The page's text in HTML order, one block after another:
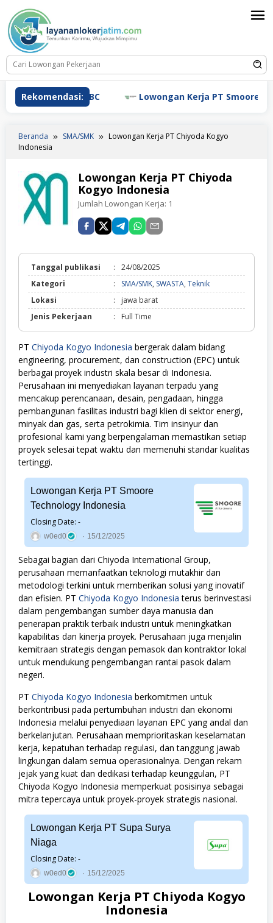
konten
Rekomendasi:
Kerja HSBC Lowongan Kerja PT Smoore
Beranda SMA/SMK
Lowongan Kerja PT Chiyoda Kogyo
Indonesia
Lowongan Kerja PT Chiyoda
Kogyo Indonesia
Jumlah Lowongan Kerja: 1
Tanggal publikasi :
24/08/2025
Kategori
: SMA/SMK, SWASTA, TeknikSMA/SMK,
SWASTA,
Lokasi :
jawa barat
Jenis Pekerjaan
: Full Time
PT Chiyoda Kogyo Indonesia bergerak dalam bidang
engineering, procurement, dan construction (EPC) untuk
berbagai proyek industri skala besar di Indonesia.
Perusahaan ini menyediakan layanan terpadu yang
mencakup perencanaan, desain, pengadaan, hingga
pembangunan fasilitas industri bagi klien di sektor energi,
minyak dan gas, serta petrokimia. Tim insinyur dan
profesional kami yang berpengalaman memastikan setiap
proyek selesai tepat waktu dan memenuhi standar kualitas
tertinggi.
Lowongan Kerja PT Smoore
Technology Indonesia
Closing Date: -
w0ed0 15/12/2025
Sebagai bagian dari Chiyoda International Group,
perusahaan memanfaatkan teknologi mutakhir dan
metodologi terkini untuk memberikan solusi yang inovatif
dan efisien. PT Chiyoda Kogyo Indonesia terus berinvestasi
dalam pengembangan sumber daya manusia dan
penerapan praktik terbaik industri untuk meningkatkan
kapabilitas dan kinerja proyek. Perusahaan juga menjalin
kemitraan strategis dengan pemasok dan kontraktor lokal
untuk mendukung pengembangan rantai pasok dalam
negeri.
PT Chiyoda Kogyo Indonesia berkomitmen untuk
berkontribusi pada pertumbuhan industri dan ekonomi
Indonesia melalui penyediaan layanan EPC yang andal dan
berkelanjutan. Perusahaan memprioritaskan keselamatan
kerja, kepatuhan terhadap regulasi, dan tanggung jawab
lingkungan dalam semua operasionalnya. Dengan rekam
jejak yang kuat dan dedikasi terhadap keunggulan, PT
Chiyoda Kogyo Indonesia memperkuat posisinya sebagai
mitra tepercaya untuk proyek-proyek strategis nasional.
Lowongan Kerja PT Supa Surya
Niaga
Closing Date: -
w0ed0 15/12/2025
Lowongan Kerja PT Chiyoda Kogyo
Indonesia